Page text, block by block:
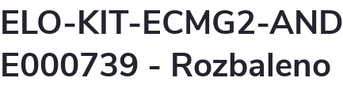
ELO-KIT-ECMG2-AND
E000739 - Rozbaleno